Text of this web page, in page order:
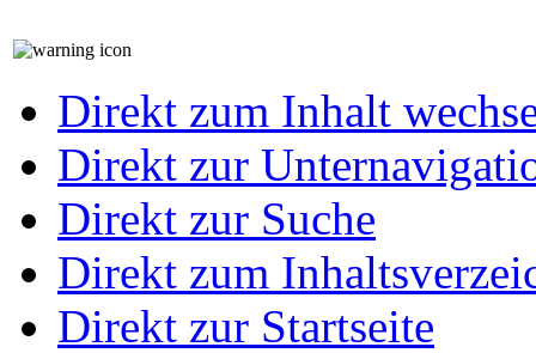
Direkt zum Inhalt
Direkt zur
Direkt zur Suche
Direkt zum
Direkt zur Startseite